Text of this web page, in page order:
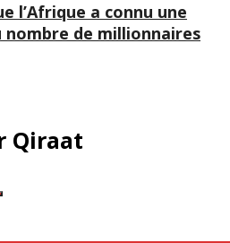
l’Afrique a connu une
nombre de millionnaires
Qiraat